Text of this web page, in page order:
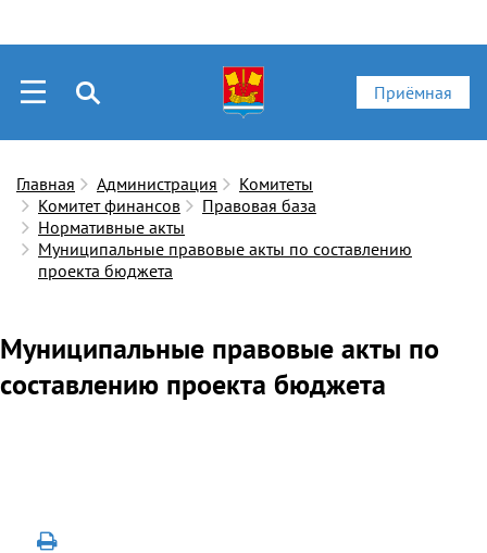
Приёмная
Главная Администрация
Комитеты
Комитет финансов
Правовая база
Нормативные акты
Муниципальные правовые акты по составлению
проекта бюджета
Муниципальные правовые акты по
составлению проекта бюджета